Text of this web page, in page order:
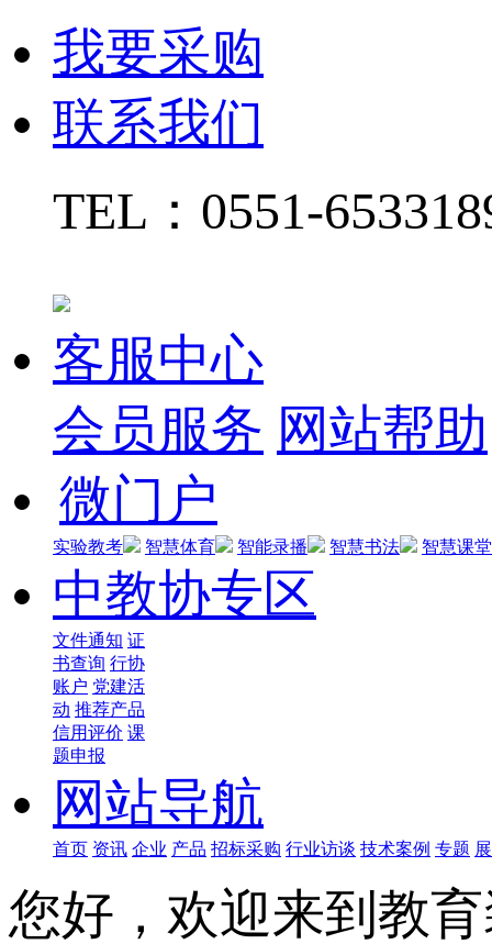
我要采购
联系我们
TEL： 0551-
客服中心
会员服务 网站帮助
微门户
实验教考 智慧体育 智能录播 智慧书法 智慧课堂
中教协专区
文件通知 证
书查询 行协
账户 党建活
动 推荐产品
信用评价 课
题申报
网站导航
首页 资讯 企业 产品 招标采购 行业访谈 技术案例 专题
您好，欢迎来到教